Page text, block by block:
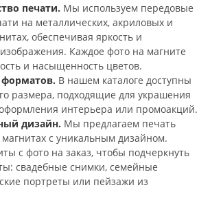
печати. Мы используем передовые
на металлических, акриловых и
обеспечивая яркость и
Каждое фото на магните
и насыщенность цветов.
форматов. В нашем каталоге доступны
размера, подходящие для украшения
интерьера или промоакций.
дизайн. Мы предлагаем печать
с уникальным дизайном.
с фото на заказ, чтобы подчеркнуть
свадебные снимки, семейные
портреты или пейзажи из